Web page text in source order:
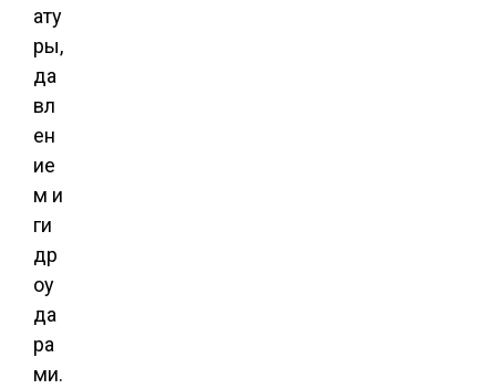
ату
ры,
да
вл
ен
ие
м и
ги
др
оу
да
ра
ми.